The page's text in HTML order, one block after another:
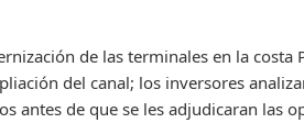
de las terminales en la costa
del canal; los inversores
antes de que se les adjudicaran las